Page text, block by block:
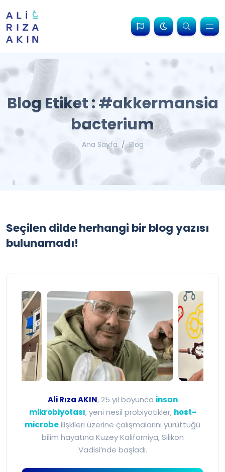
Blog Etiket : #akkermansia
bacterium
Ana Sayfa Blog
Seçilen dilde herhangi bir blog yazısı
bulunamadı!
Ali Rıza Akın -
Ali Rıza AKIN, 25 yıl boyunca insan
mikrobiyotası, yeni nesil probiyotikler, host-
microbeilişkileri üzerine çalışmalarını yürüttüğü
bilim hayatına Kuzey Kaliforniya, Silikon
Vadisi’nde başladı.